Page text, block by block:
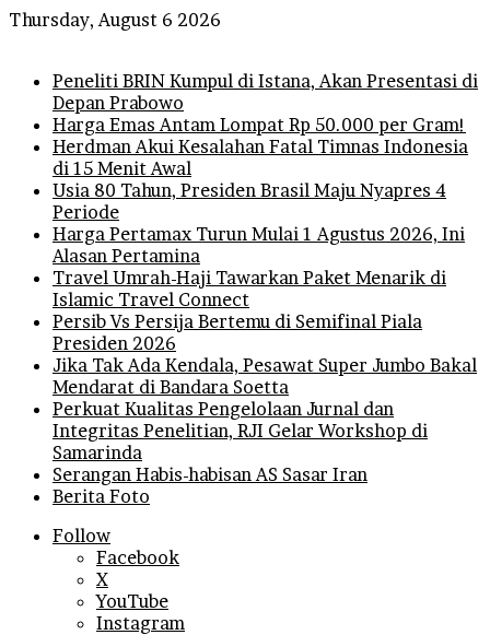
Thursday, August 6 2026
Peneliti BRIN Kumpul di Istana, Akan Presentasi di
Depan Prabowo
Harga Emas Antam Lompat Rp 50.000 per Gram!
Herdman Akui Kesalahan Fatal Timnas Indonesia
di 15 Menit Awal
Usia 80 Tahun, Presiden Brasil Maju Nyapres 4
Periode
Harga Pertamax Turun Mulai 1 Agustus 2026, Ini
Alasan Pertamina
Travel Umrah-Haji Tawarkan Paket Menarik di
Islamic Travel Connect
Persib Vs Persija Bertemu di Semifinal Piala
Presiden 2026
Jika Tak Ada Kendala, Pesawat Super Jumbo Bakal
Mendarat di Bandara Soetta
Perkuat Kualitas Pengelolaan Jurnal dan
Integritas Penelitian, RJI Gelar Workshop di
Samarinda
Serangan Habis-habisan AS Sasar Iran
Berita Foto
Follow
Facebook
X
YouTube
Instagram